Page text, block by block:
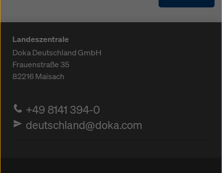
Landeszentrale
Doka Deutschland GmbH
Frauenstraße 35
82216Maisach
+49 8141 394-0
deutschland@doka.com